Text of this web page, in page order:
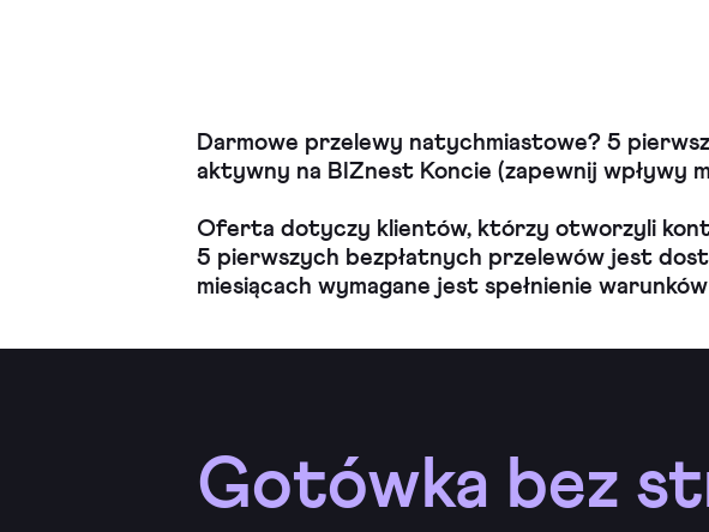
Darmowe przelewy natychmiastowe? 5
aktywny na BIZnest Koncie (zapewnij wpływy
Oferta dotyczy klientów, którzy otworzyli
5 pierwszych bezpłatnych przelewów jest
miesiącach wymagane jest spełnienie
Gotówka bez